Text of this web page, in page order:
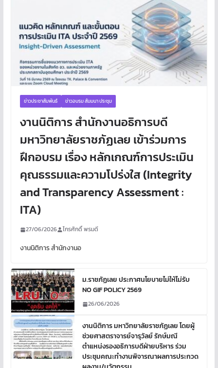
ข่าวประชาสัมพันธ์ ข่าวอบรม สัมมนา ประชุม
งานนิติการ สำนักงานอธิการบดี
มหาวิทยาลัยราชภัฏเลย เข้าร่วมการ
ฝึกอบรม เรื่อง หลักเกณฑ์การประเมิน
คุณธรรมและความโปร่งใส (Integrity
and Transparency Assessment :
ITA)
27/06/2026 ไกรศักดิ์ พรมดี
งานนิติการ สำนักงานอ
ม.ราชภัฏเลย ประกาศนโยบายไม่ให้ไม่รับ
NO GIF POLICY 2569
26/06/2026
งานนิติการ มหาวิทยาลัยราชภัฏเลย โดยผู้
ช่วยศาสตราจารย์จารุวัลย์ รักษ์มณี
ตำแหน่งรองอธิการบดีฝ่ายบริหาร ร่วม
ประชุมคณะทำงานพิจารณาผลการประกวด